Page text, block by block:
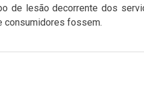
de lesão decorrente dos
consumidores fossem.